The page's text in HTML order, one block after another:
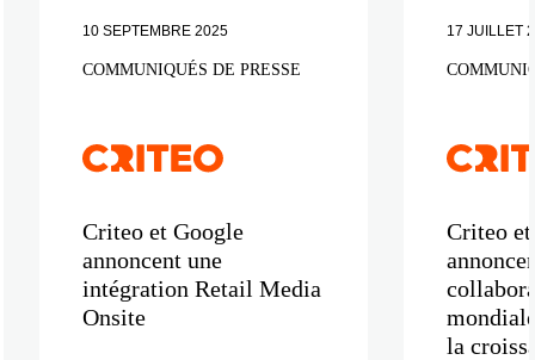
10 SEPTEMBRE 2025
COMMUNIQUÉS DE PRESSE
Criteo et Google
annoncent une
intégration Retail Media
Onsite
17 JUILLET
Criteo
la